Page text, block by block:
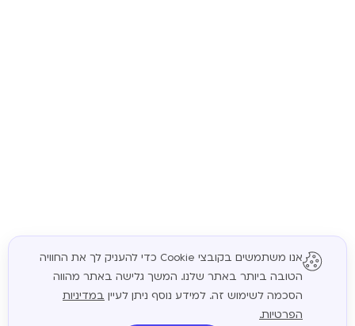
המשך
אנו משתמשים בקובצי Cookie כדי להעניק לך את החוויה
הטובה ביותר באתר שלנו. המשך גלישה באתר מהווה
הסכמה לשימוש זה. למידע נוסף ניתן לעיין במדיניות
הפרטיות.